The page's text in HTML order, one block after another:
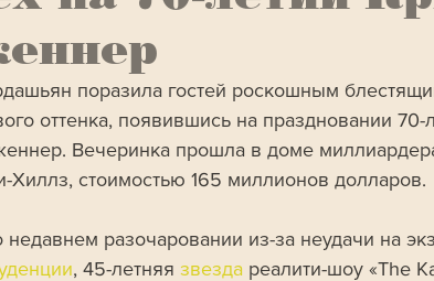
поразила гостей роскошным
оттенка, появившись на праздновании 70-
Вечеринка прошла в доме
Хиллз, стоимостью 165 миллионов долларов.
разочаровании из-за неудачи на
, 45-летняя звезда реалити-шоу «The